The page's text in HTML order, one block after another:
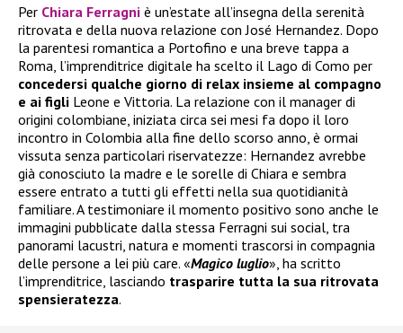
Per Chiara Ferragni è un’estate all’insegna della serenità
ritrovata e della nuova relazione con José Hernandez. Dopo
la parentesi romantica a Portofino e una breve tappa a
Roma, l’imprenditrice digitale ha scelto il Lago di Como per
concedersi qualche giorno di relax insieme al compagno
e ai figli Leone e Vittoria. La relazione con il manager di
origini colombiane, iniziata circa sei mesi fa dopo il loro
incontro in Colombia alla fine dello scorso anno, è ormai
vissuta senza particolari riservatezze: Hernandez avrebbe
già conosciuto la madre e le sorelle di Chiara e sembra
essere entrato a tutti gli effetti nella sua quotidianità
familiare. A testimoniare il momento positivo sono anche le
immagini pubblicate dalla stessa Ferragni sui social, tra
panorami lacustri, natura e momenti trascorsi in compagnia
delle persone a lei più care. «Magico luglio», ha scritto
l’imprenditrice, lasciando trasparire tutta la sua ritrovata
spensieratezza.